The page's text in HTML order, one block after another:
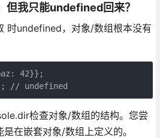
但我只能undefined回来？
时undefined，对象/数组根本没有
42}};
检查对象/数组的结构。您尝
在嵌套对象/数组上定义的。